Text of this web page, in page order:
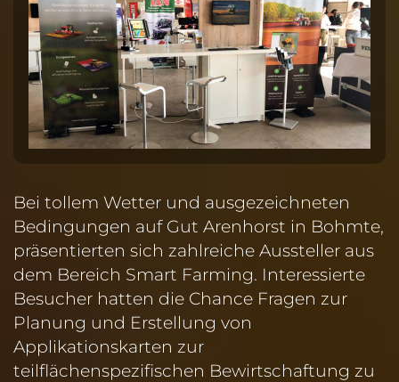
Bei tollem Wetter und ausgezeichneten
Bedingungen auf Gut Arenhorst in Bohmte,
präsentierten sich zahlreiche Aussteller aus
dem Bereich Smart Farming. Interessierte
Besucher hatten die Chance Fragen zur
Planung und Erstellung von
Applikationskarten zur
teilflächenspezifischen Bewirtschaftung zu